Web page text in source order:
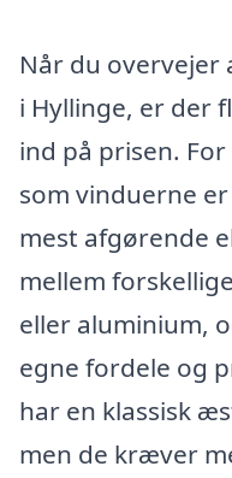
Når du overvejer
i Hyllinge, er der
ind på prisen.
som vinduerne
mest afgørende
mellem
eller aluminium,
egne fordele og
har en klassisk
men de kræver